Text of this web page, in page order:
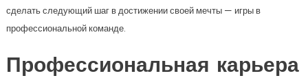
сделать следующий шаг в достижении своей мечты — игры в
профессиональной команде.
Профессиональная карьера